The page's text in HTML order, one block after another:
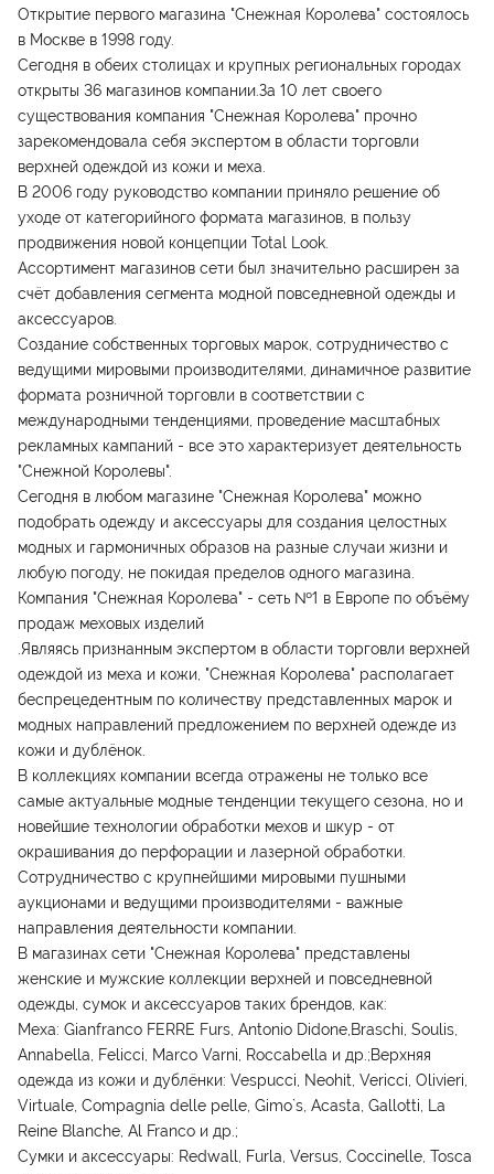
Открытие первого магазина "Снежная Королева" состоялось
в Москве в 1998 году.
Сегодня в обеих столицах и крупных региональных городах
открыты 36 магазинов компании.За 10 лет своего
существования компания "Снежная Королева" прочно
зарекомендовала себя экспертом в области торговли
верхней одеждой из кожи и меха.
В 2006 году руководство компании приняло решение об
уходе от категорийного формата магазинов, в пользу
продвижения новой концепции Total Look.
Ассортимент магазинов сети был значительно расширен за
счёт добавления сегмента модной повседневной одежды и
аксессуаров.
Создание собственных торговых марок, сотрудничество с
ведущими мировыми производителями, динамичное развитие
формата розничной торговли в соответствии с
международными тенденциями, проведение масштабных
рекламных кампаний - все это характеризует деятельность
"Снежной Королевы".
Сегодня в любом магазине "Снежная Королева" можно
подобрать одежду и аксессуары для создания целостных
модных и гармоничных образов на разные случаи жизни и
любую погоду, не покидая пределов одного магазина.
Компания "Снежная Королева" - сеть №1 в Европе по объёму
продаж меховых изделий
.Являясь признанным экспертом в области торговли верхней
одеждой из меха и кожи, "Снежная Королева" располагает
беспрецедентным по количеству представленных марок и
модных направлений предложением по верхней одежде из
кожи и дублёнок.
В коллекциях компании всегда отражены не только все
самые актуальные модные тенденции текущего сезона, но и
новейшие технологии обработки мехов и шкур - от
окрашивания до перфорации и лазерной обработки.
Сотрудничество с крупнейшими мировыми пушными
аукционами и ведущими производителями - важные
направления деятельности компании.
В магазинах сети "Снежная Королева" представлены
женские и мужские коллекции верхней и повседневной
одежды, сумок и аксессуаров таких брендов, как:
Меха: Gianfranco FERRE Furs, Antonio Didone,Braschi, Soulis,
Annabella, Felicci, Marco Varni, Roccabella и др.;Верхняя
одежда из кожи и дублёнки: Vespucci, Neohit, Vericci, Olivieri,
Virtuale, Compagnia delle pelle, Gimo`s, Acasta, Gallotti, La
Reine Blanche, Al Franco и др.;
Сумки и аксессуары: Redwall, Furla, Versus, Coccinelle, Tosca